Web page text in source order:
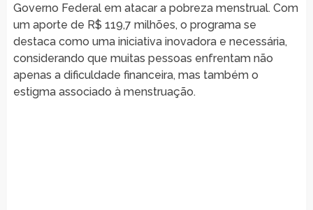
Governo Federal em atacar a pobreza menstrual. Com
um aporte de R$ 119,7 milhões, o programa se
destaca como uma iniciativa inovadora e necessária,
considerando que muitas pessoas enfrentam não
apenas a dificuldade financeira, mas também o
estigma associado à menstruação.